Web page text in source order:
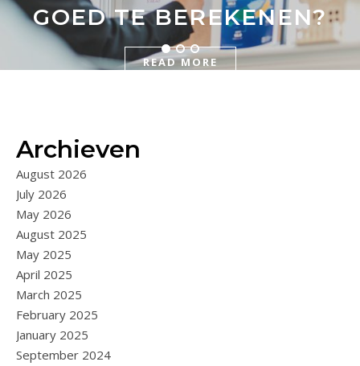
GOED TE BEREKENEN?
READ MORE
READ MORE
READ MORE
Archieven
August 2026
July 2026
May 2026
August 2025
May 2025
April 2025
March 2025
February 2025
January 2025
September 2024